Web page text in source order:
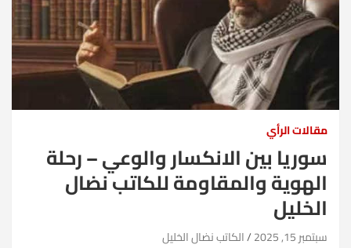
مقالات الرأي
سوريا بين الانكسار والوعي – رحلة
الهوية والمقاومة للكاتب نضال
الخليل
سبتمبر 15, 2025 الكاتب نضال الخليل